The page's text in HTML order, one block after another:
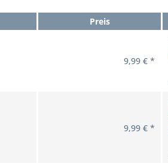
Preis
9,99 € *
9,99 € *